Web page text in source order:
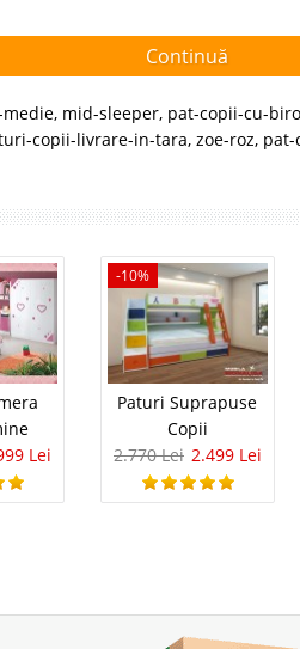
Continuă
, mid-sleeper, pat-copii-cu-
copii-livrare-in-tara, zoe-roz,
Lei
-10%
Paturi Suprapuse
Copii
2.770 Lei 2.499 Lei